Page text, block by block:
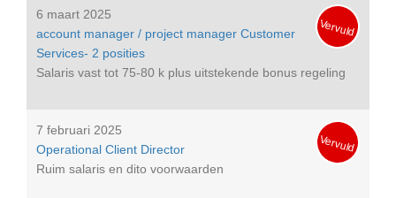
Vervuld
6 maart 2025
account manager / project manager Customer
Services- 2 posities
Salaris vast tot 75-80 k plus uitstekende bonus regeling
Vervuld
7 februari 2025
Operational Client Director
Ruim salaris en dito voorwaarden